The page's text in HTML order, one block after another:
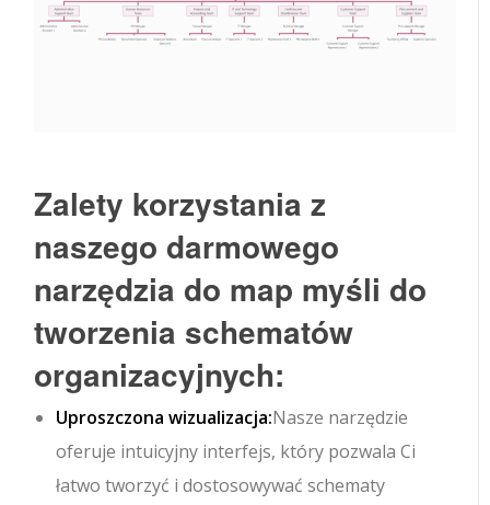
Zalety korzystania z
naszego darmowego
narzędzia do map myśli do
tworzenia schematów
organizacyjnych:
Uproszczona wizualizacja:Nasze narzędzie
oferuje intuicyjny interfejs, który pozwala Ci
łatwo tworzyć i dostosowywać schematy